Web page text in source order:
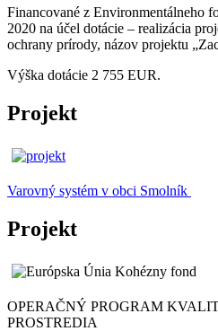
Financované z Environmentálneho
2020 na účel dotácie – realizácia
ochrany prírody, názov projektu
Výška dotácie 2 755 EUR.
Projekt
Varovný systém v obci Smolník
Projekt
OPERAČNÝ PROGRAM
PROSTREDIA